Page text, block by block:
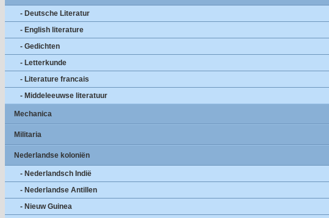
- Deutsche Literatur
- English literature
- Gedichten
- Letterkunde
- Literature francais
- Middeleeuwse literatuur
Mechanica
Militaria
Nederlandse koloniën
- Nederlandsch Indië
- Nederlandse Antillen
- Nieuw Guinea